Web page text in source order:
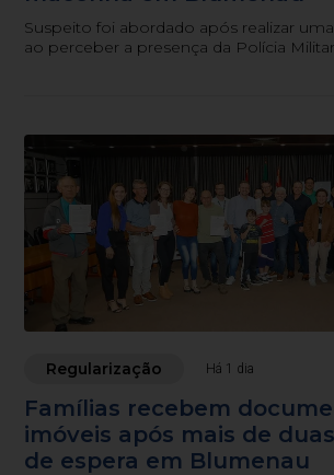
Suspeito foi abordado após realizar
ao perceber a presença da Polícia Militar
Regularização Há 1 dia
Famílias recebem
imóveis após mais de
de espera em Blumenau